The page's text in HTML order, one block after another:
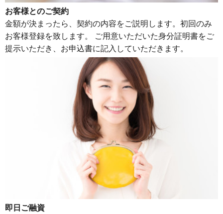
お客様とのご契約
金額が決まったら、契約の内容をご説明します。初回のみ
お客様登録を致します。 ご用意いただいた身分証明書をご
提示いただき、お申込書に記入していただきます。
即日ご融資